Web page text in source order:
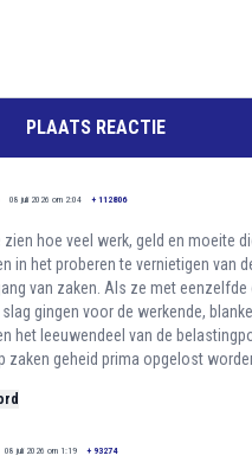
PLAATS REACTIE
08 juli 2026 om 2:04 + 112806
hoe veel werk, geld en moeite
in het proberen te vernietigen van
van zaken. Als ze met
gingen voor de werkende,
het leeuwendeel van de
zaken geheid prima opgelost
08 juli 2026 om 1:19 + 93274